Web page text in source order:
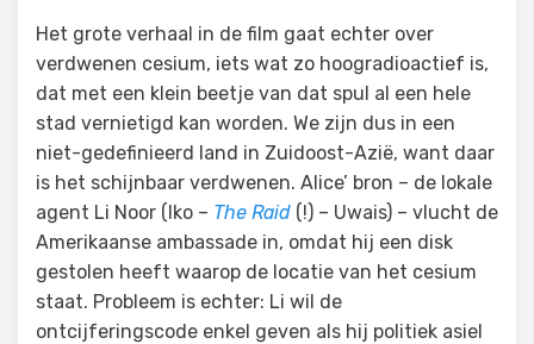
Het grote verhaal in de film gaat echter over
verdwenen cesium, iets wat zo hoogradioactief is,
dat met een klein beetje van dat spul al een hele
stad vernietigd kan worden. We zijn dus in een
niet-gedefinieerd land in Zuidoost-Azië, want daar
is het schijnbaar verdwenen. Alice’ bron – de lokale
agent Li Noor (Iko – The Raid (!) – Uwais) – vlucht de
Amerikaanse ambassade in, omdat hij een disk
gestolen heeft waarop de locatie van het cesium
staat. Probleem is echter: Li wil de
ontcijferingscode enkel geven als hij politiek asiel